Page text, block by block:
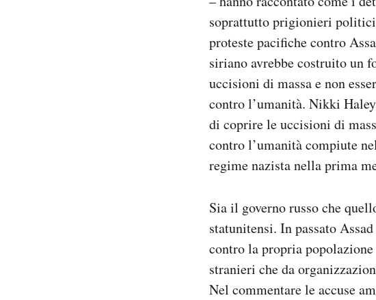
soprattutto prigionieri
proteste pacifiche contro
siriano avrebbe costruito un
uccisioni di massa e non
contro l’umanità. Nikki
di coprire le uccisioni di
contro l’umanità compiute
regime nazista nella prima
Sia il governo russo che
statunitensi. In passato
contro la propria
stranieri che da
Nel commentare le accuse